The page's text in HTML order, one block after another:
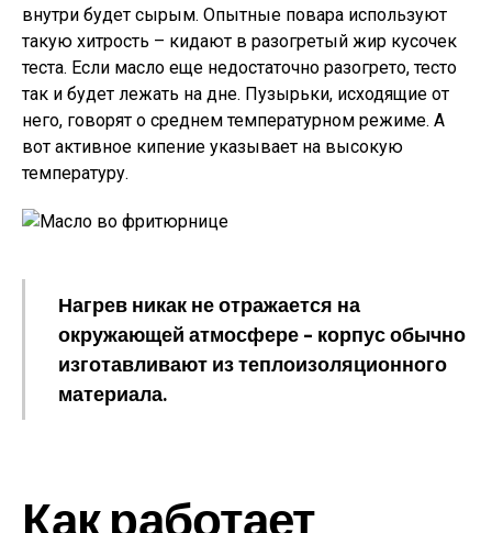
внутри будет сырым. Опытные повара используют
такую хитрость – кидают в разогретый жир кусочек
теста. Если масло еще недостаточно разогрето, тесто
так и будет лежать на дне. Пузырьки, исходящие от
него, говорят о среднем температурном режиме. А
вот активное кипение указывает на высокую
температуру.
Нагрев никак не отражается на
окружающей атмосфере – корпус обычно
изготавливают из теплоизоляционного
материала.
Как работает